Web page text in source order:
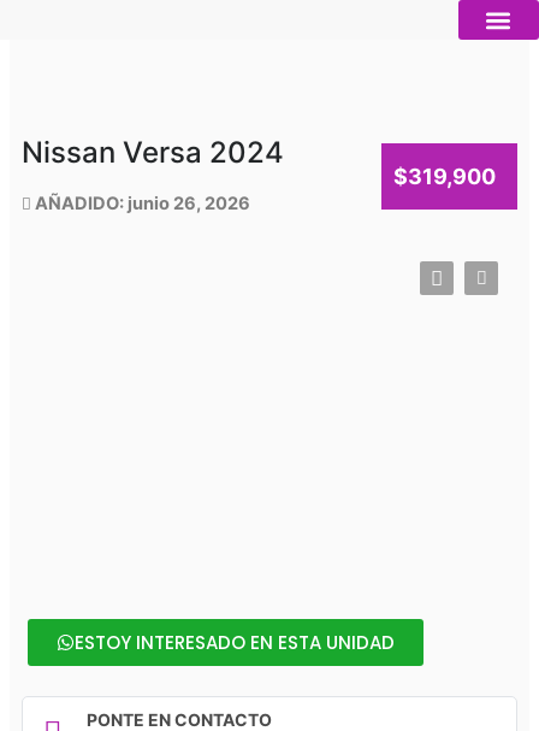
Nissan Versa 2024
AÑADIDO: junio 26, 2026
$319,900
ESTOY INTERESADO EN ESTA UNIDAD
PONTE EN CONTACTO